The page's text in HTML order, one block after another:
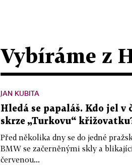
Vybíráme z
JAN KUBITA
Hledá se papaláš. Kdo jel v
skrze „Turkovu“
Před několika dny se do jedné
BMW se začerněnými skly a
červenou...